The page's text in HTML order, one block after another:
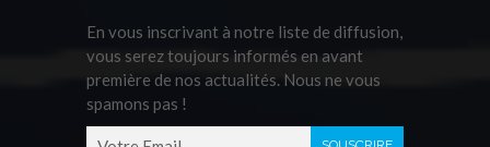
En vous inscrivant à notre liste de diffusion,
vous serez toujours informés en avant
première de nos actualités. Nous ne vous
spamons pas !